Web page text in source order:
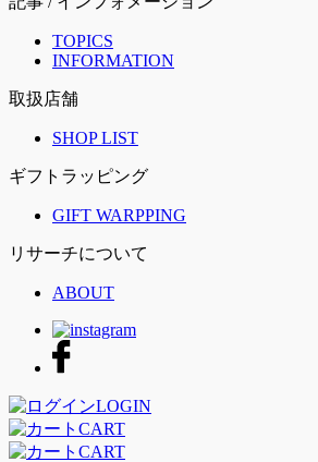
TOPICS
INFORMATION
取扱店舗
SHOP LIST
ギフトラッピング
GIFT WARPPING
リサーチについて
ABOUT
LOGIN
CART
CART